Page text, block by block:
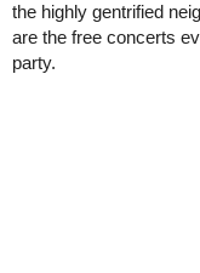
the highly gentrified
are the free concerts
party.